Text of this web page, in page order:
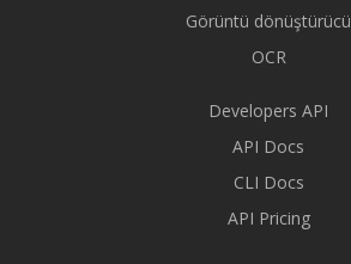
Görüntü dönüştürücü
OCR
Developers API
API Docs
CLI Docs
API Pricing